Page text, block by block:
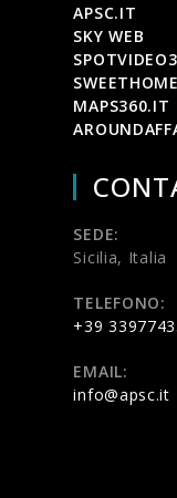
APSC.IT
SKY WEB
MAPS360.IT
SEDE:
Sicilia, Italia
TELEFONO:
+39
EMAIL:
info@apsc.it